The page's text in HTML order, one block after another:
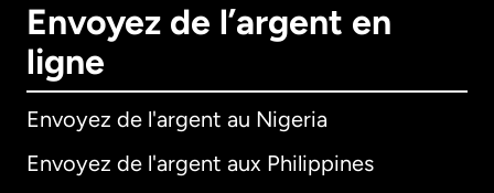
Envoyez de l’argent en
ligne
Envoyez de l'argent au Nigeria
Envoyez de l'argent aux Philippines